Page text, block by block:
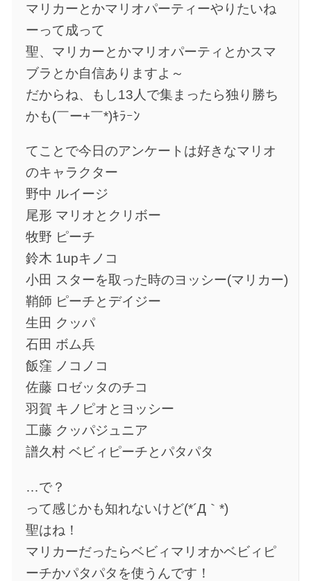
マリカーとかマリオパーティーやりたいね
ーって成って
聖、マリカーとかマリオパーティとかスマ
ブラとか自信ありますよ～
だからね、もし13人で集まったら独り勝ち
かも(￣ー+￣*)ｷﾗｰﾝ
てことで今日のアンケートは好きなマリオ
のキャラクター
野中 ルイージ
尾形 マリオとクリボー
牧野 ピーチ
鈴木 1upキノコ
小田 スターを取った時のヨッシー(マリカー)
鞘師 ピーチとデイジー
生田 クッパ
石田 ボム兵
飯窪 ノコノコ
佐藤 ロゼッタのチコ
羽賀 キノピオとヨッシー
工藤 クッパジュニア
譜久村 ベビィピーチとパタパタ
…で？
って感じかも知れないけど(*´Д｀*)
聖はね！
マリカーだったらベビィマリオかベビィピ
ーチかパタパタを使うんです！